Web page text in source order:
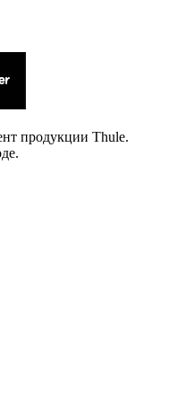
продукции Thule.